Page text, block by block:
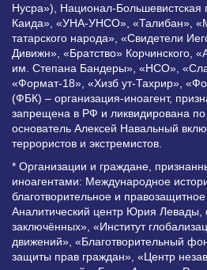
Нусра»), Национал-
Каида», «УНА-УНСО», «Талибан»,
татарского народа», «Свидетели
Дивижн», «Братство» Корчинского,
им. Степана Бандеры», «НСО»,
«Формат-18», «Хизб ут-Тахрир»,
(ФБК) – организация-иноагент,
запрещена в РФ и ликвидирована
основатель Алексей Навальный
террористов и экстремистов.
* Организации и граждане,
иноагентами: Международное
благотворительное и
Аналитический центр Юрия
заключённых», «Институт
движений», «Благотворительный
защиты прав граждан», «Центр